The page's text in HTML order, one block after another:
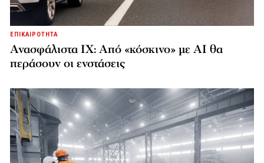
ΕΠΙΚΑΙΡΟΤΗΤΑ
Ανασφάλιστα ΙΧ: Από «κόσκινο» με AI θα
περάσουν οι ενστάσεις